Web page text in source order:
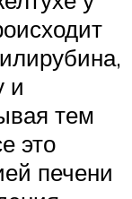
и
тем
это
печени